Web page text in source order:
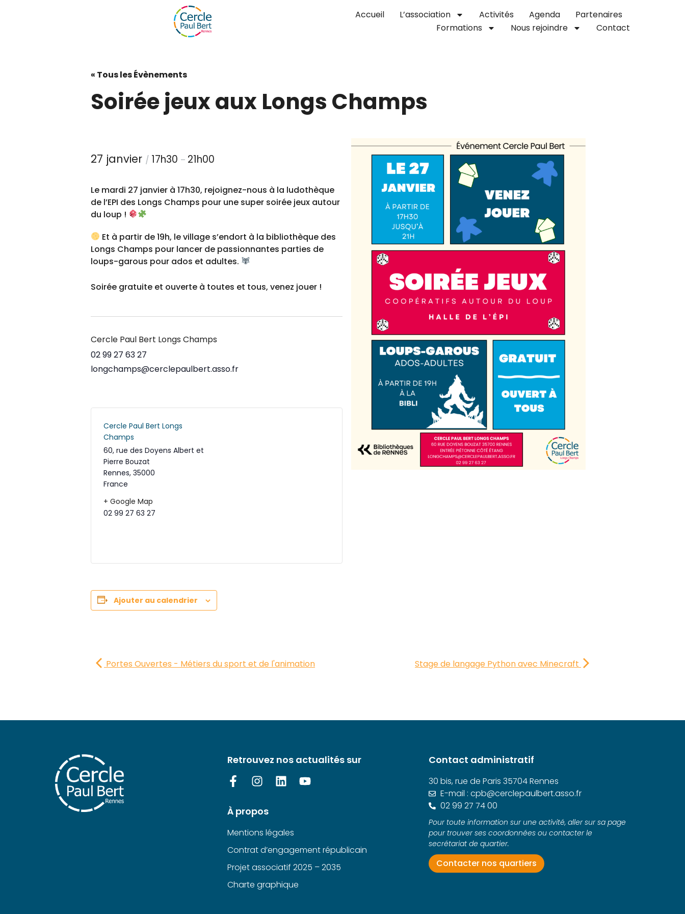
Accueil L’association Activités Agenda
Partenaires
Formations
Nous rejoindre Contact
« Tous les Évènements
Soirée jeux aux Longs Champs
27 janvier / 17h30 – 21h00
Le mardi 27 janvier à 17h30, rejoignez-nous à la ludothèque
de l’EPI des Longs Champs pour une super soirée jeux autour
du loup !
Et à partir de 19h, le village s’endort à la bibliothèque des
Longs Champs pour lancer de passionnantes parties de
loups-garous pour ados et adultes.
Soirée gratuite et ouverte à toutes et tous, venez jouer !
Cercle Paul Bert Longs Champs
02 99 27 63 27
longchamps@cerclepaulbert.asso.fr
Cercle Paul Bert Longs
Champs
60, rue des Doyens Albert et
Pierre Bouzat
Rennes, 35000
France
+ Google Map
02 99 27 63 27
Ajouter au calendrier
Portes Ouvertes - Métiers du sport et de l'animation Stage de langage Python avec Minecraft
Retrouvez nos actualités sur
À propos
Mentions légales
Contrat d’engagement républicain
Projet associatif 2025 – 2035
Charte graphique
Contact administratif
30 bis, rue de Paris 35704 Rennes
E-mail : cpb@cerclepaulbert.asso.fr
02 99 27 74 00
Pour toute information sur une activité, aller sur sa page
pour trouver ses coordonnées ou contacter le
secrétariat de quartier.
Contacter nos quartiers